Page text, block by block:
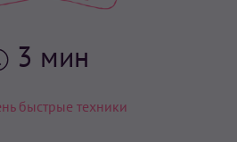
3 мин
быстрые техники